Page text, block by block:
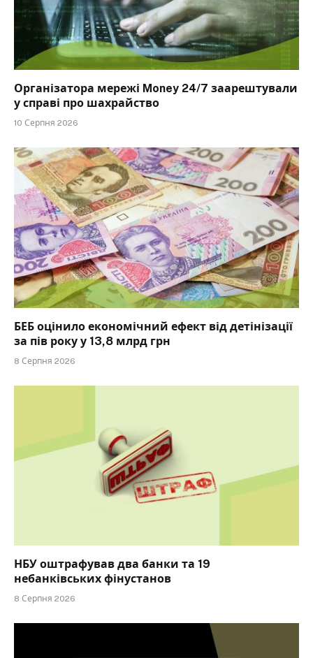
Організатора мережі Money 24/7 заарештували
у справі про шахрайство
10 Серпня 2026
БЕБ оцінило економічний ефект від детінізації
за пів року у 13,8 млрд грн
8 Серпня 2026
НБУ оштрафував два банки та 19
небанківських фінустанов
8 Серпня 2026